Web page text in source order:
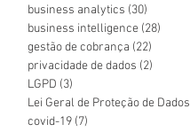
business analytics (30)
business intelligence (28)
gestão de cobrança (22)
privacidade de dados (2)
LGPD (3)
Lei Geral de Proteção de Dados
covid-19 (7)